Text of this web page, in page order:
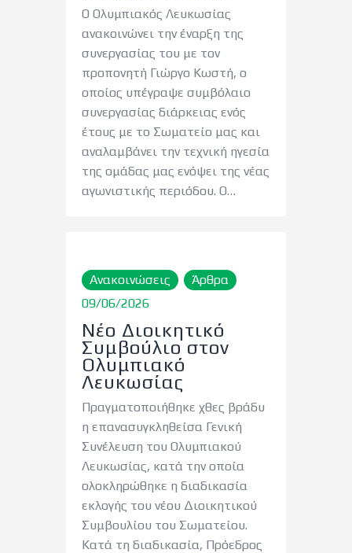
Ο Ολυμπιακός Λευκωσίας
ανακοινώνει την έναρξη της
συνεργασίας του με τον
προπονητή Γιώργο Κωστή, ο
οποίος υπέγραψε συμβόλαιο
συνεργασίας διάρκειας ενός
έτους με το Σωματείο μας και
αναλαμβάνει την τεχνική ηγεσία
της ομάδας μας ενόψει της νέας
αγωνιστικής περιόδου. Ο…
Ανακοινώσεις
Άρθρα
09/06/2026
Νέο Διοικητικό
Συμβούλιο στον
Ολυμπιακό
Λευκωσίας
Πραγματοποιήθηκε χθες βράδυ
η επανασυγκληθείσα Γενική
Συνέλευση του Ολυμπιακού
Λευκωσίας, κατά την οποία
ολοκληρώθηκε η διαδικασία
εκλογής του νέου Διοικητικού
Συμβουλίου του Σωματείου.
Κατά τη διαδικασία, Πρόεδρος